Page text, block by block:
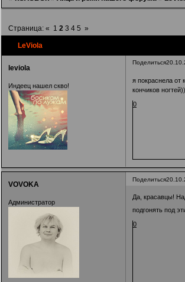
LeViola
Страница:« 1 2 3 4 5 »
Поделиться
leviola
Индеец нашел скво!
я покраснела от
кончиков ногтей))
0
Поделиться
VOVOKA
Администратор
Да, красавцы!
подгонять под
0